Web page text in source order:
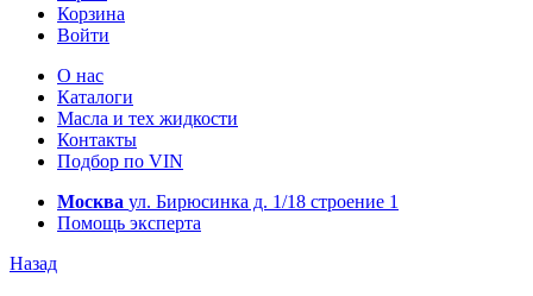
Корзина
Войти
О нас
Каталоги
Масла и тех жидкости
Контакты
Подбор по VIN
Москва ул. Бирюсинка д. 1/18 строение 1
Помощь эксперта
Назад